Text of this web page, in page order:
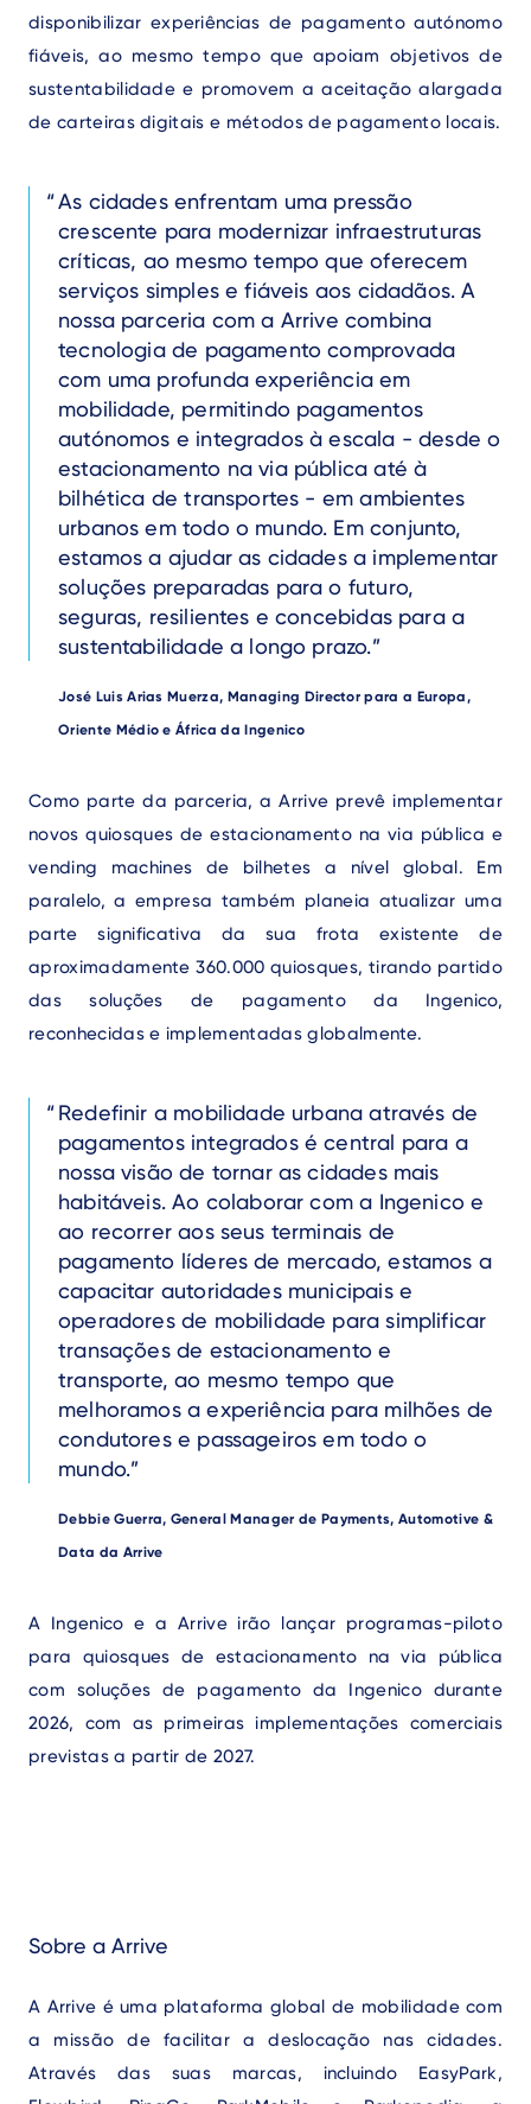
disponibilizar experiências de pagamento autónomo
fiáveis, ao mesmo tempo que apoiam objetivos de
sustentabilidade e promovem a aceitação alargada
de carteiras digitais e métodos de pagamento locais.
Text
As cidades enfrentam uma pressão
crescente para modernizar infraestruturas
críticas, ao mesmo tempo que oferecem
serviços simples e fiáveis aos cidadãos. A
nossa parceria com a Arrive combina
tecnologia de pagamento comprovada
com uma profunda experiência em
mobilidade, permitindo pagamentos
autónomos e integrados à escala - desde o
estacionamento na via pública até à
bilhética de transportes - em ambientes
urbanos em todo o mundo. Em conjunto,
estamos a ajudar as cidades a implementar
soluções preparadas para o futuro,
seguras, resilientes e concebidas para a
sustentabilidade a longo prazo.
Author
José Luis Arias Muerza, Managing Director para a Europa,
Oriente Médio e África da Ingenico
Text
Como parte da parceria, a Arrive prevê implementar
novos quiosques de estacionamento na via pública e
vending machines de bilhetes a nível global. Em
paralelo, a empresa também planeia atualizar uma
parte significativa da sua frota existente de
aproximadamente 360.000 quiosques, tirando partido
das soluções de pagamento da Ingenico,
reconhecidas e implementadas globalmente.
Text
Redefinir a mobilidade urbana através de
pagamentos integrados é central para a
nossa visão de tornar as cidades mais
habitáveis. Ao colaborar com a Ingenico e
ao recorrer aos seus terminais de
pagamento líderes de mercado, estamos a
capacitar autoridades municipais e
operadores de mobilidade para simplificar
transações de estacionamento e
transporte, ao mesmo tempo que
melhoramos a experiência para milhões de
condutores e passageiros em todo o
mundo.
Author
Debbie Guerra, General Manager de Payments, Automotive &
Data da Arrive
Text
A Ingenico e a Arrive irão lançar programas-piloto
para quiosques de estacionamento na via pública
com soluções de pagamento da Ingenico durante
2026, com as primeiras implementações comerciais
previstas a partir de 2027.
Sobre a Arrive
A Arrive é uma plataforma global de mobilidade com
a missão de facilitar a deslocação nas cidades.
Através das suas marcas, incluindo EasyPark,